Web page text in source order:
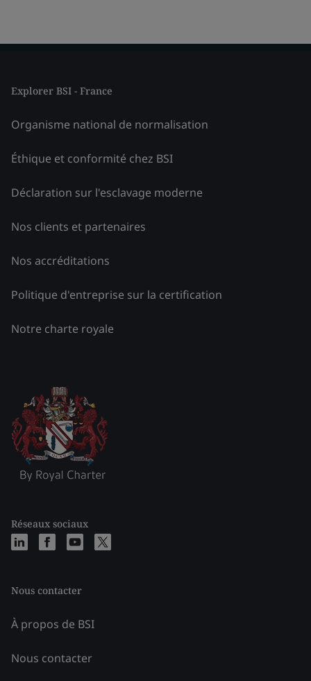
Explorer BSI - France
Organisme national de normalisation
Éthique et conformité chez BSI
Déclaration sur l'esclavage moderne
Nos clients et partenaires
Nos accréditations
Politique d'entreprise sur la certification
Notre charte royale
Réseaux sociaux
Nous contacter
À propos de BSI
Nous contacter